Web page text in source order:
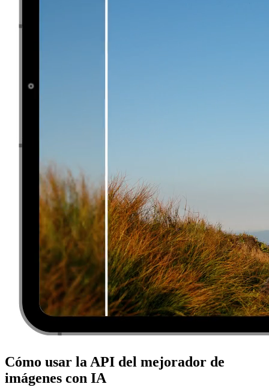
Cómo usar la API del mejorador de
imágenes con IA